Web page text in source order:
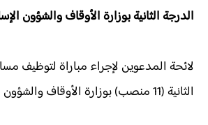
الدرجة الثانية بوزارة الأوقاف والشؤون
لائحة المدعوين لإجراء مباراة لتوظيف
الثانية (11 منصب) بوزارة الأوقاف والشؤون الإسلامية